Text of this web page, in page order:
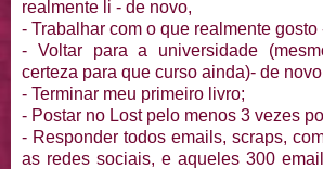
realmente li - de novo,
- Trabalhar com o que realmente gosto
- Voltar para a universidade
certeza para que curso ainda)- de
- Terminar meu primeiro livro;
- Postar no Lost pelo menos 3 vezes
- Responder todos emails, scraps,
as redes sociais, e aqueles 300